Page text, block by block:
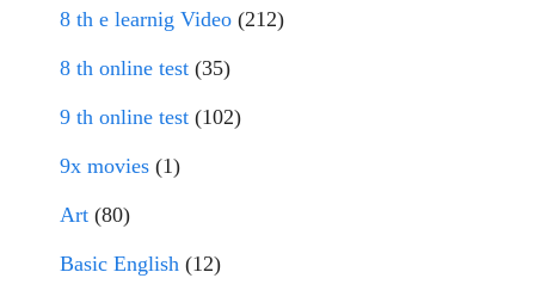
8 th e learnig Video (212)
8 th online test (35)
9 th online test (102)
9x movies (1)
Art (80)
Basic English (12)